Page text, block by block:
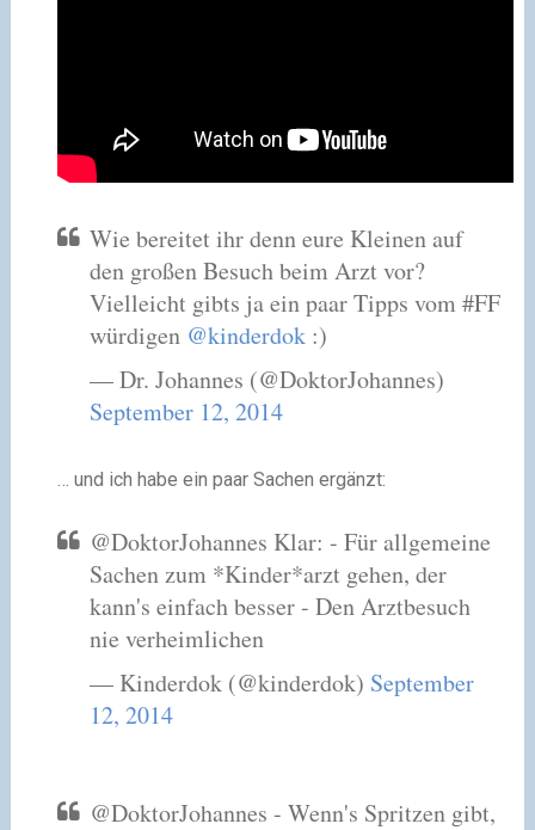
Wie bereitet ihr denn eure Kleinen auf
den großen Besuch beim Arzt vor?
Vielleicht gibts ja ein paar Tipps vom #FF
würdigen @kinderdok :)
— Dr. Johannes (@DoktorJohannes)
September 12, 2014
… und ich habe ein paar Sachen ergänzt:
@DoktorJohannes Klar: - Für allgemeine
Sachen zum *Kinder*arzt gehen, der
kann's einfach besser - Den Arztbesuch
nie verheimlichen
— Kinderdok (@kinderdok) September
12, 2014
@DoktorJohannes - Wenn's Spritzen gibt,